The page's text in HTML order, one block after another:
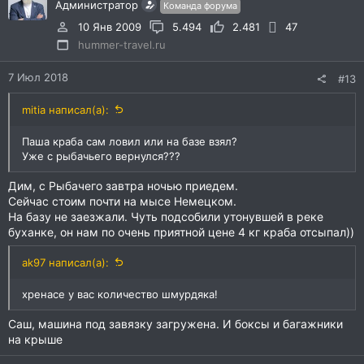
Администратор Команда форума
10 Янв 2009 5.494 2.481
47
hummer-travel.ru
7 Июл 2018 #13
mitia написал(а):
Паша краба сам ловил или на базе взял?
Уже с рыбачьего вернулся???
Дим, с Рыбачего завтра ночью приедем.
Сейчас стоим почти на мысе Немецком.
На базу не заезжали. Чуть подсобили утонувшей в реке
буханке, он нам по очень приятной цене 4 кг краба отсыпал))
ak97 написал(а):
хренасе у вас количество шмурдяка!
Саш, машина под завязку загружена. И боксы и багажники
на крыше